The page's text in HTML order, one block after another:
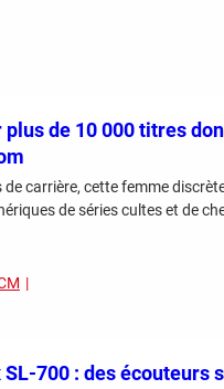
plus de 10 000 titres
carrière, cette femme
de séries cultes et de
700 : des écouteurs